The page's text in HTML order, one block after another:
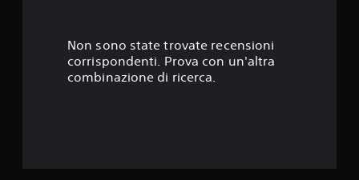
Non sono state trovate recensioni
corrispondenti. Prova con un'altra
combinazione di ricerca.